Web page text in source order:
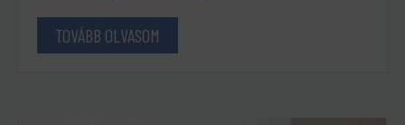
TOVÁBB OLVASOM